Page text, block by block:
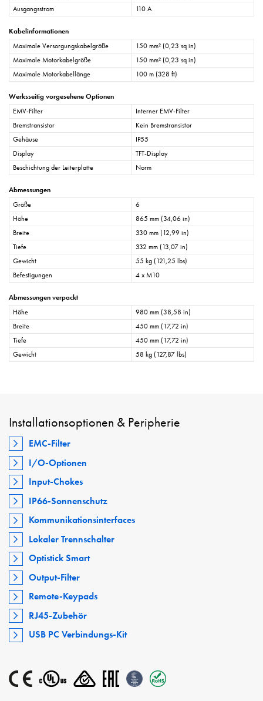
Ausgangsstrom
110 A
Kabelinformationen
Maximale Versorgungskabelgröße
150 mm² (0,23 sq in)
Maximale Motorkabelgröße
150 mm² (0,23 sq in)
Maximale Motorkabellänge
100 m (328 ft)
Werksseitig vorgesehene Optionen
EMV-Filter
Interner EMV-Filter
Bremstransistor
Kein Bremstransistor
Gehäuse
IP55
Display
TFT-Display
Beschichtung der Leiterplatte
Norm
Abmessungen
Größe
6
Höhe
865 mm (34,06 in)
Breite
330 mm (12,99 in)
Tiefe
332 mm (13,07 in)
Gewicht
55 kg (121,25 lbs)
Befestigungen
4 x M10
Abmessungen verpackt
Höhe
980 mm (38,58 in)
Breite
450 mm (17,72 in)
Tiefe
450 mm (17,72 in)
Gewicht
58 kg (127,87 lbs)
Installationsoptionen & Peripherie
EMC-Filter
I/O-Optionen
Input-Chokes
IP66-Sonnenschutz
Kommunikationsinterfaces
Lokaler Trennschalter
Optistick Smart
Output-Filter
Remote-Keypads
RJ45-Zubehör
USB PC Verbindungs-Kit